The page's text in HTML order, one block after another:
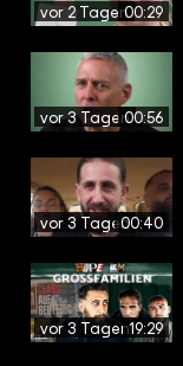
vor 2 Tagen00:29
vor 3 Tagen00:56
vor 3 Tagen00:40
vor 3 Tagen19:29